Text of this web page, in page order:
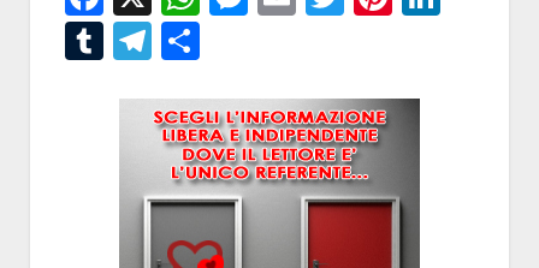
TumblrTelegram